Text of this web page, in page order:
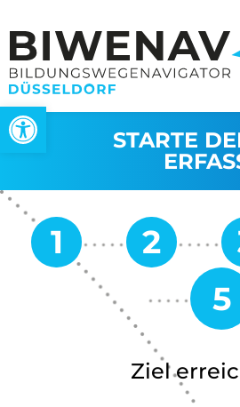
Open toolbar
STARTE
Ziel